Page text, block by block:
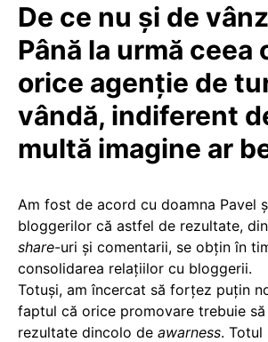
De ce nu și de
Până la urmă ceea
orice agenție de
vândă, indiferent
multă imagine ar
Am fost de acord cu doamna Pavel
bloggerilor că astfel de rezultate,
share-uri și comentarii, se obțin în
consolidarea relațiilor cu bloggerii.
Totuși, am încercat să forțez puțin
faptul că orice promovare trebuie
rezultate dincolo de awarness. Totul